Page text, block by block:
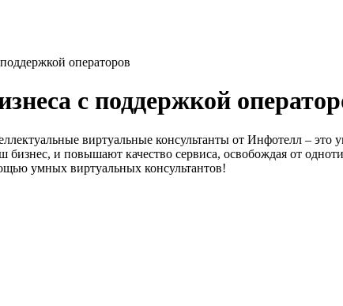
операторов
с поддержкой
виртуальные консультанты от Инфотелл –
и повышают качество сервиса, освобождая от
умных виртуальных консультантов!